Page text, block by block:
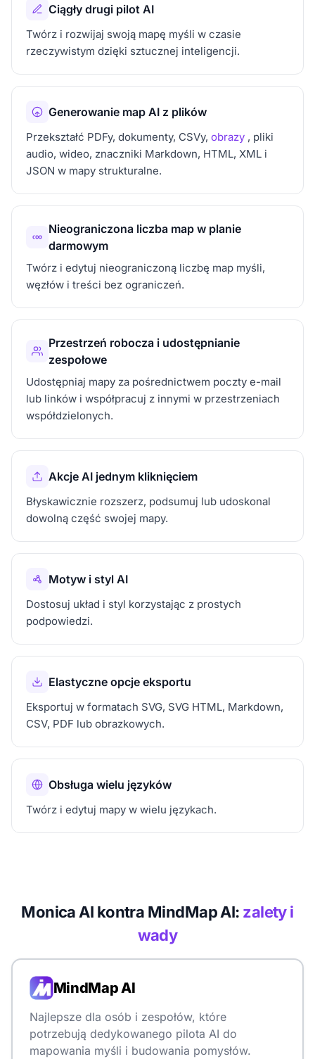
Ciągły drugi pilot AI
Twórz i rozwijaj swoją mapę myśli w czasie
rzeczywistym dzięki sztucznej inteligencji.
Generowanie map AI z plików
Przekształć PDFy, dokumenty, CSVy, obrazy , pliki
audio, wideo, znaczniki Markdown, HTML, XML i
JSON w mapy strukturalne.
Nieograniczona liczba map w planie
darmowym
Twórz i edytuj nieograniczoną liczbę map myśli,
węzłów i treści bez ograniczeń.
Przestrzeń robocza i udostępnianie
zespołowe
Udostępniaj mapy za pośrednictwem poczty e-mail
lub linków i współpracuj z innymi w przestrzeniach
współdzielonych.
Akcje AI jednym kliknięciem
Błyskawicznie rozszerz, podsumuj lub udoskonal
dowolną część swojej mapy.
Motyw i styl AI
Dostosuj układ i styl korzystając z prostych
podpowiedzi.
Elastyczne opcje eksportu
Eksportuj w formatach SVG, SVG HTML, Markdown,
CSV, PDF lub obrazkowych.
Obsługa wielu języków
Twórz i edytuj mapy w wielu językach.
Monica AI kontra MindMap AI: zalety i
wady
MindMap AI
Najlepsze dla osób i zespołów, które
potrzebują dedykowanego pilota AI do
mapowania myśli i budowania pomysłów.